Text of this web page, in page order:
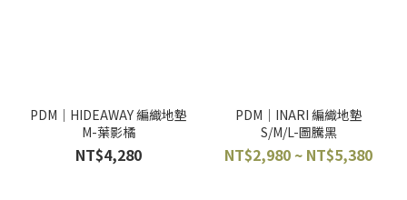
PDM｜HIDEAWAY 編織地墊
M-葉影橘
NT$4,280
PDM｜INARI 編織地墊
S/M/L-圖騰黑
NT$2,980 ~ NT$5,380